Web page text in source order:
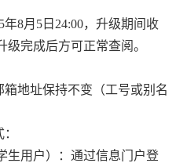
年8月5日24:00，升级期间收
完成后方可正常查阅。
地址保持不变（工号或别名
生用户）：通过信息门户登